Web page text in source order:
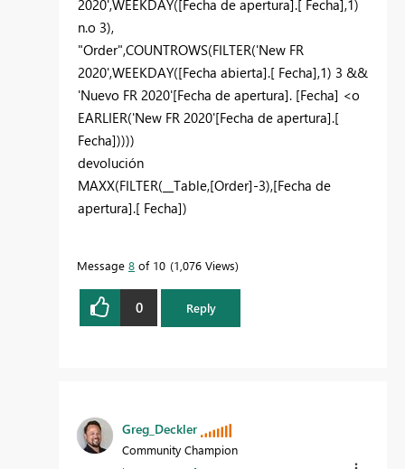
2020',WEEKDAY([Fecha de apertura].[ Fecha],1)
n.o 3),
"Order",COUNTROWS(FILTER('New FR
2020',WEEKDAY([Fecha abierta].[ Fecha],1) 3 &&
'Nuevo FR 2020'[Fecha de apertura]. [Fecha] <o
EARLIER('New FR 2020'[Fecha de apertura].[
Fecha]))))
devolución
MAXX(FILTER(__Table,[Order]-3),[Fecha de
apertura].[ Fecha])
Message 8 of 10 1,076 Views
0 Reply
Greg_Deckler
Community Champion